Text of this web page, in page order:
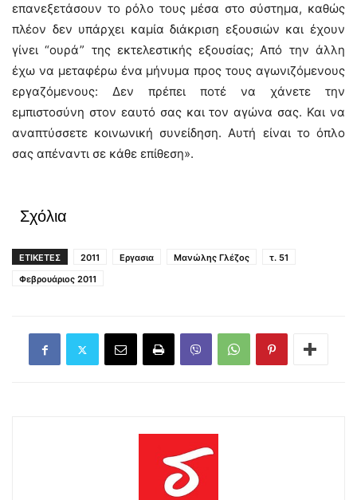
επανεξετάσουν το ρόλο τους μέσα στο σύστημα, καθώς
πλέον δεν υπάρχει καμία διάκριση εξουσιών και έχουν
γίνει “ουρά” της εκτελεστικής εξουσίας; Από την άλλη
έχω να μεταφέρω ένα μήνυμα προς τους αγωνιζόμενους
εργαζόμενους: Δεν πρέπει ποτέ να χάνετε την
εμπιστοσύνη στον εαυτό σας και τον αγώνα σας. Και να
αναπτύσσετε κοινωνική συνείδηση. Αυτή είναι το όπλο
σας απέναντι σε κάθε επίθεση».
Σχόλια
ΕΤΙΚΕΤΕΣ 2011 Εργασια Μανώλης Γλέζος
τ. 51
Φεβρουάριος 2011